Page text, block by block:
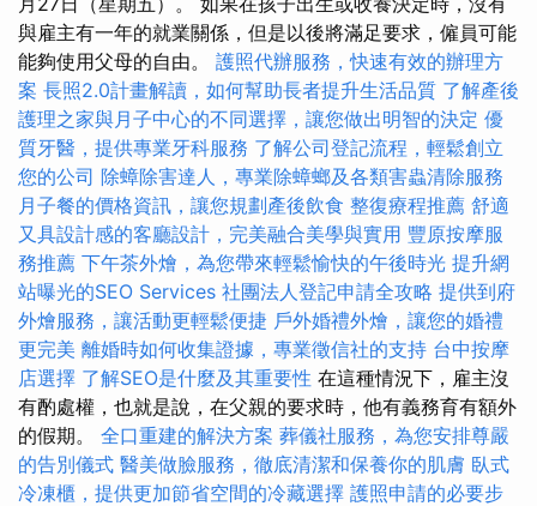
與雇主有一年的就業關係，但是以後將滿足要求，僱員可能
能夠使用父母的自由。 護照代辦服務，快速有效的辦理方
案 長照2.0計畫解讀，如何幫助長者提升生活品質 了解產後
護理之家與月子中心的不同選擇，讓您做出明智的決定 優
質牙醫，提供專業牙科服務 了解公司登記流程，輕鬆創立
您的公司 除蟑除害達人，專業除蟑螂及各類害蟲清除服務
月子餐的價格資訊，讓您規劃產後飲食 整復療程推薦 舒適
又具設計感的客廳設計，完美融合美學與實用 豐原按摩服
務推薦 下午茶外燴，為您帶來輕鬆愉快的午後時光 提升網
站曝光的SEO Services 社團法人登記申請全攻略 提供到府
外燴服務，讓活動更輕鬆便捷 戶外婚禮外燴，讓您的婚禮
更完美 離婚時如何收集證據，專業徵信社的支持 台中按摩
店選擇 了解SEO是什麼及其重要性 在這種情況下，雇主沒
有酌處權，也就是說，在父親的要求時，他有義務育有額外
的假期。 全口重建的解決方案 葬儀社服務，為您安排尊嚴
的告別儀式 醫美做臉服務，徹底清潔和保養你的肌膚 臥式
冷凍櫃，提供更加節省空間的冷藏選擇 護照申請的必要步